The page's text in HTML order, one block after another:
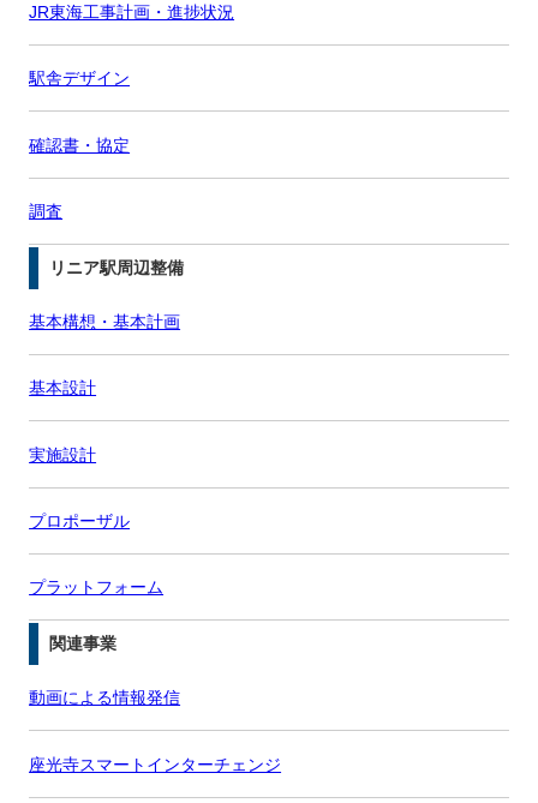
JR東海工事計画・進捗状況
駅舎デザイン
確認書・協定
調査
リニア駅周辺整備
基本構想・基本計画
基本設計
実施設計
プロポーザル
プラットフォーム
関連事業
動画による情報発信
座光寺スマートインターチェンジ